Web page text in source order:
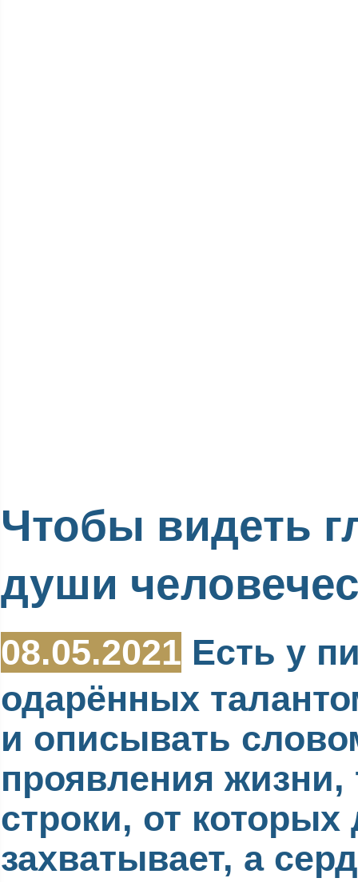
Чтобы видеть
души
08.05.2021 Есть у
одарённых
и описывать
проявления жизни,
строки, от которых
захватывает, а